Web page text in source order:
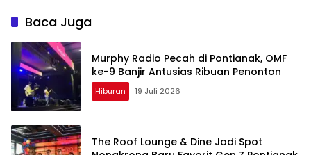
Baca Juga
Murphy Radio Pecah di Pontianak, OMF
ke-9 Banjir Antusias Ribuan Penonton
Hiburan 19 Juli 2026
The Roof Lounge & Dine Jadi Spot